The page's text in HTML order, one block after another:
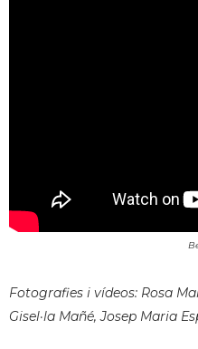
Fotografies i vídeos: Rosa
Gisel·la Mañé, Josep Maria